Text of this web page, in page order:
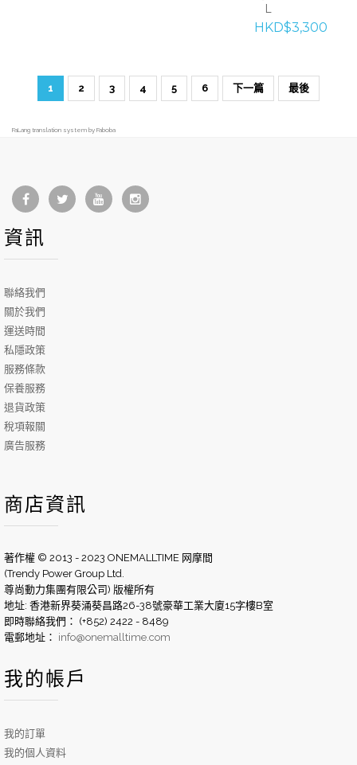
L
HKD$3,300
1 2 3 4 5 6 下一篇 最後
FaLang translation system by Faboba
資訊
聯絡我們
關於我們
運送時間
私隱政策
服務條款
保養服務
退貨政策
稅項報關
廣告服務
商店資訊
著作權 © 2013 - 2023 ONEMALLTIME 网摩間
(Trendy Power Group Ltd.
尊尚動力集團有限公司) 版權所有
地址: 香港新界葵涌葵昌路26-38號豪華工業大廈15字樓B室
即時聯絡我們： (+852) 2422 - 8489
電郵地址： info@onemalltime.com
我的帳戶
我的訂單
我的個人資料